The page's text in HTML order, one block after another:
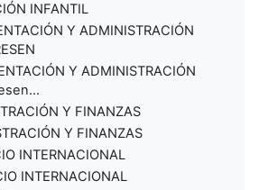
INFANTIL
Y ADMINISTRACIÓN
Y ADMINISTRACIÓN
Y FINANZAS
Y FINANZAS
INTERNACIONAL
INTERNACIONAL